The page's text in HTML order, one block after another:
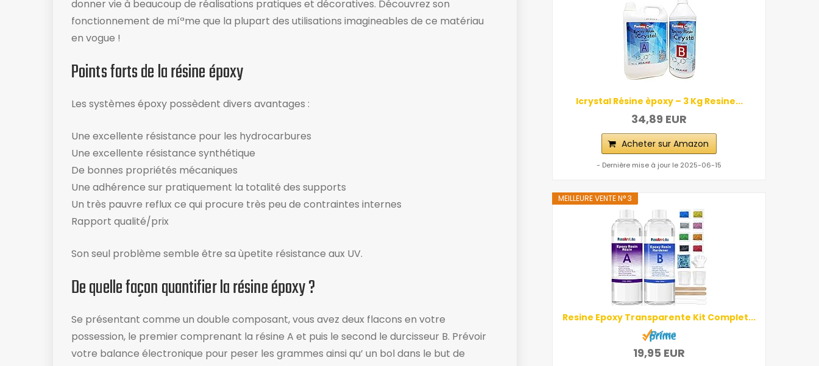
donner vie à beaucoup de réalisations pratiques et décoratives. Découvrez son
fonctionnement de míªme que la plupart des utilisations imagineables de ce matériau
en vogue !
Points forts de la résine époxy
Les systèmes époxy possèdent divers avantages :
Une excellente résistance pour les hydrocarbures
Une excellente résistance synthétique
De bonnes propriétés mécaniques
Une adhérence sur pratiquement la totalité des supports
Un très pauvre reflux ce qui procure très peu de contraintes internes
Rapport qualité/prix
Son seul problème semble être sa ùpetite résistance aux UV.
De quelle façon quantifier la résine époxy ?
Se présentant comme un double composant, vous avez deux flacons en votre
possession, le premier comprenant la résine A et puis le second le durcisseur B. Prévoir
votre balance électronique ​pour peser les grammes ainsi qu’ un bol dans le but de
Icrystal Résine èpoxy – 3 Kg Resine...
34,89 EUR
Acheter sur Amazon
- Dernière mise à jour le 2025-06-15
MEILLEURE VENTE N° 3
Resine Epoxy Transparente Kit Complet...
19,95 EUR